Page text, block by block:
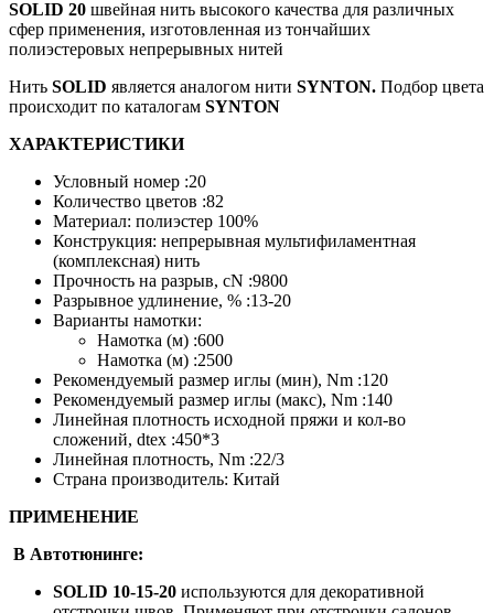
Подробности
Достаточно
Нашли дешевле?
Хочу в подарок
Самовывоз сегодня - бесплатно
Характеристики
Толщина
Толщина материала
Толщина 20
Описание
Как купить
Оплата
Доставка
Потребителю
Дополнительно
SOLID20швейная нить высокого качества для различных
сфер применения, изготовленная из тончайших
полиэстеровых непрерывных нитей
происходит по каталогам
ХАРАКТЕРИСТИКИ